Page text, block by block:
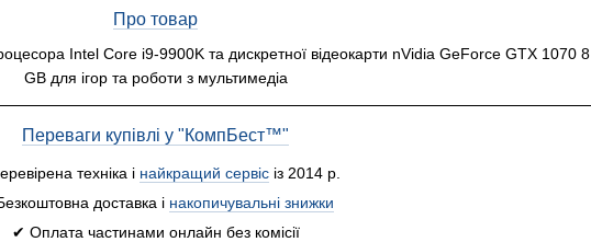
Про товар
Intel Core i9-9900K та дискретної відеокарти nVidia GeForce GTX 1070 8
GB для ігор та роботи з мультимедіа
Переваги купівлі у "КомпБест™"
техніка і найкращий сервісіз 2014 р.
доставка і накопичувальні знижки
✔ Оплата частинами онлайн без комісії